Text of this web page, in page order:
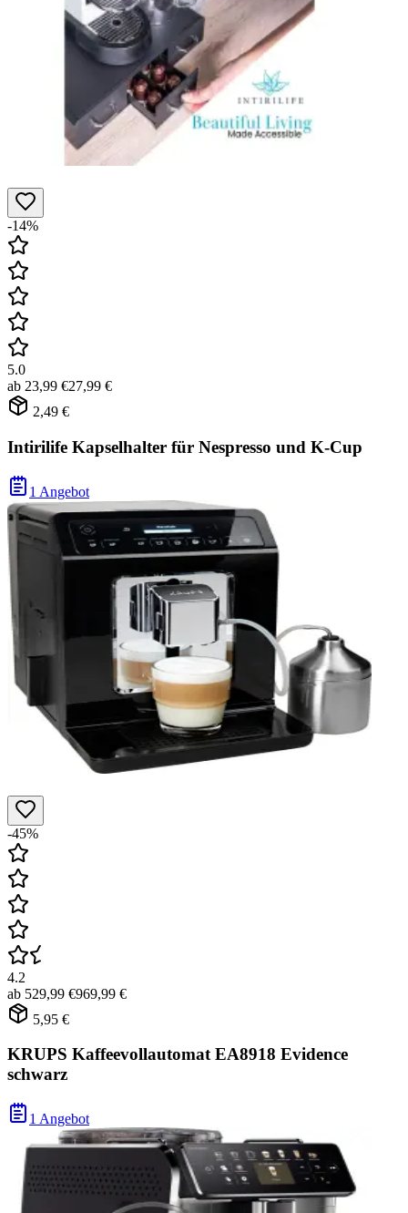
-14%
5.0
ab 23,99 €27,99 €
2,49 €
Intirilife Kapselhalter für Nespresso und K-Cup
1 Angebot
-45%
4.2
ab 529,99 €969,99 €
5,95 €
KRUPS Kaffeevollautomat EA8918 Evidence
schwarz
1 Angebot